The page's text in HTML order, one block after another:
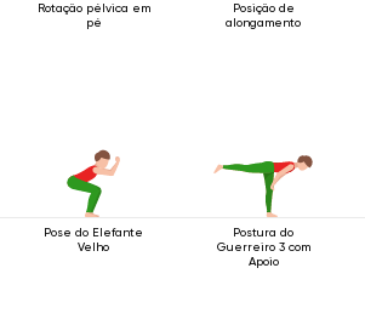
Rotação pélvica em
pé
Posição de
alongamento
Pose do Elefante
Velho
Postura do
Guerreiro 3 com
Apoio